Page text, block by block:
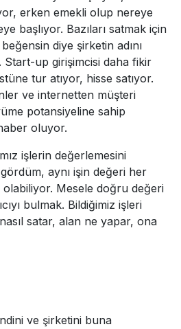
erken emekli olup nereye
başlıyor. Bazıları satmak için
diye şirketin adını
Start-up girişimcisi daha fikir
tur atıyor, hisse satıyor.
ve internetten müşteri
potansiyeline sahip
oluyor.
işlerin değerlemesini
aynı işin değeri her
olabiliyor. Mesele doğru değeri
bulmak. Bildiğimiz işleri
satar, alan ne yapar, ona
ve şirketini buna